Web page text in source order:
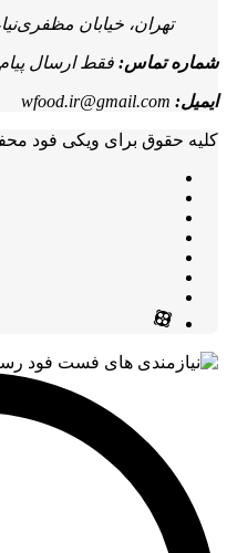
تهران، خیابان
شماره تماس: فقط ارسال پیام از
ایمیل: wfood.ir@gmail.com
کلیه حقوق برای ویکی فود